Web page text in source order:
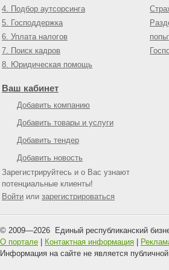
4. Подбор аутсорсинга
5. Господдержка
6. Уплата налогов
7. Поиск кадров
8. Юридическая помощь
Ваш кабинет
Добавить компанию
Добавить товары и услуги
Добавить тендер
Добавить новость
Зарегистрируйтесь и о Вас узнают
потенциальные клиенты!
Войти или зарегистрироваться
© 2009—2026 Единый республиканский
О портале
Контактная информация
Информация на сайте не является